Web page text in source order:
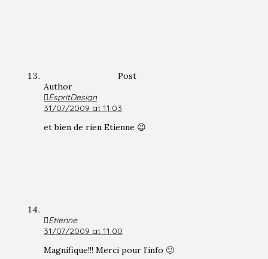
Post
Author
EspritDesign
31/07/2009 at 11:03
et bien de rien Etienne 😉
Etienne
31/07/2009 at 11:00
Magnifique!!! Merci pour l’info 🙂